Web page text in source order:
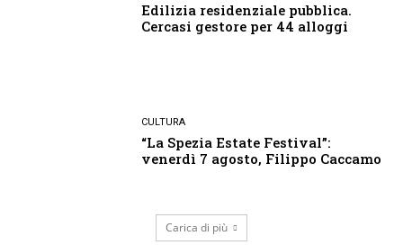
Edilizia residenziale pubblica.
Cercasi gestore per 44 alloggi
CULTURA
“La Spezia Estate Festival”:
venerdì 7 agosto, Filippo Caccamo
Carica di più